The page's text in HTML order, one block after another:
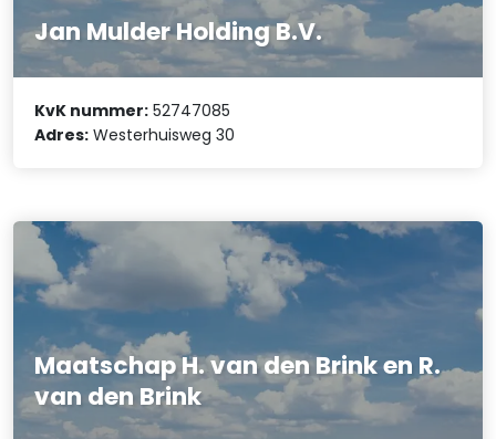
Jan Mulder Holding B.V.
KvK nummer: 52747085
Adres: Westerhuisweg 30
Maatschap H. van den Brink en R.
van den Brink